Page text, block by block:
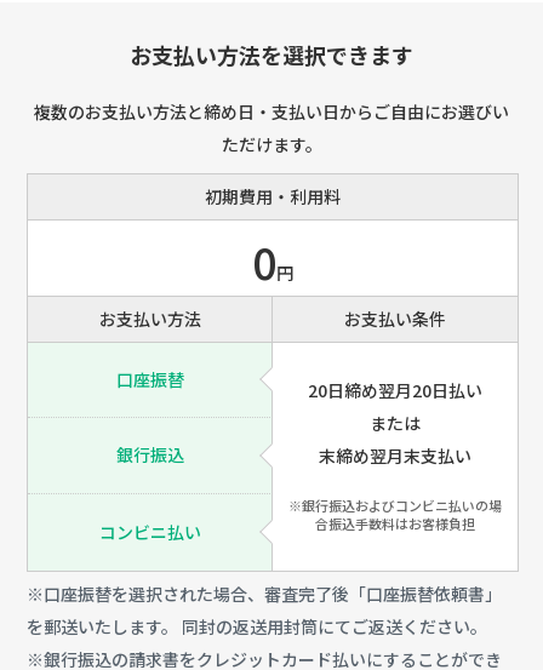
お支払い方法を選択できます
複数のお支払い方法と締め日・支払い日からご自由にお選びい
ただけます。
初期費用・利用料
お支払い方法 お支払い条件
0円
口座振替
銀行振込
コンビニ払い
20日締め翌月20日払い
または
末締め翌月末支払い
※銀行振込およびコンビニ払いの場
合振込手数料はお客様負担
※口座振替を選択された場合、審査完了後「口座振替依頼書」
を郵送いたします。 同封の返送用封筒にてご返送ください。
※銀行振込の請求書をクレジットカード払いにすることができ